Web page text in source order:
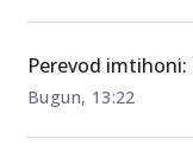
Perevod imtihoni:
Bugun, 13:22